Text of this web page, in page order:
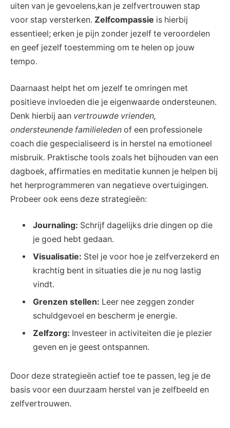
uiten van je gevoelens,kan je zelfvertrouwen stap
voor stap versterken. Zelfcompassie is hierbij
essentieel; erken je pijn zonder jezelf te veroordelen
en geef jezelf toestemming om te helen op jouw
tempo.
Daarnaast helpt het om jezelf te omringen met
positieve invloeden die je eigenwaarde ondersteunen.
Denk hierbij aan vertrouwde vrienden,
ondersteunende familieleden of een professionele
coach die gespecialiseerd is in herstel na emotioneel
misbruik. Praktische tools zoals het bijhouden van een
dagboek, affirmaties en meditatie kunnen je helpen bij
het herprogrammeren van negatieve overtuigingen.
Probeer ook eens deze strategieën:
Journaling: Schrijf dagelijks drie dingen op die
je goed hebt gedaan.
Visualisatie: Stel je voor hoe je zelfverzekerd en
krachtig bent in situaties die je nu nog lastig
vindt.
Grenzen stellen: Leer nee zeggen zonder
schuldgevoel en bescherm je energie.
Zelfzorg: Investeer in activiteiten die je plezier
geven en je geest ontspannen.
Door deze strategieën actief toe te passen, leg je de
basis voor een duurzaam herstel van je zelfbeeld en
zelfvertrouwen.